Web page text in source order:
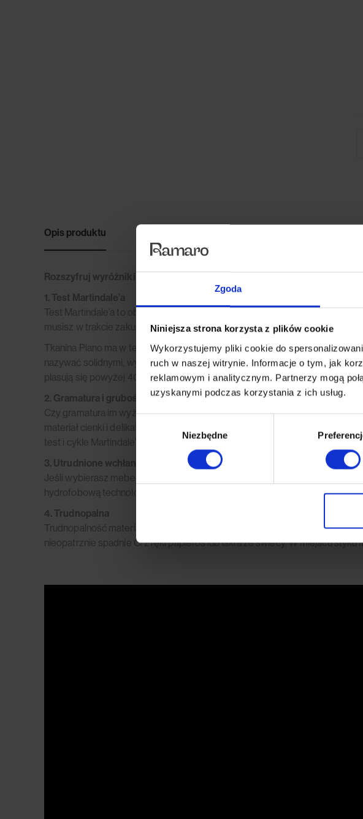
Zgoda
Niniejsza strona korzysta z plików cookie
Wykorzystujemy pliki cookie do
ruch w naszej witrynie. Informacje o tym, jak
reklamowym i analitycznym. Partnerzy mogą
uzyskanymi podczas korzystania z ich usług.
Niezbędne
Opis produktu
Rozszyfruj wyróżniki tkaniny Piano:
1. Test Martindale’a
Test Martindale’a to obiektywna metryka oceny trwałości materiału – w
musisz w trakcie zakupów siadać na sofie 100 000 razy, żeby sprawdzić,
Tkanina Piano ma w teście Martindale’a aż 50.000 cykli. Skąd będziesz
nazywać solidnymi, wytrzymują 10.000 cykli. Lepsze materiały, które mają
plasują się powyżej 40.000 cykli. Wniosek: Piano to więcej niż
2. Gramatura i grubość materiału
Czy gramatura im wyższa, tym gęstsza, a dzięki temu mocniejsza? I tak – i
materiał cienki i delikatny, a jednocześnie bardzo trwały. Dlatego
test i cykle Martindale’a – o którym już wszystko wiesz.
3. Utrudnione wchłanianie płynów i łatwe czyszczenie
Jeśli wybierasz mebel swoich marzeń, ale oczami wyobraźni widzisz, jak
hydrofobową technologię ochronną. Dzięki niej płyny nie wnikają w głąb
4. Trudnopalna
Trudnopalność materiału lubimy określać w warsztacie „testem
nieopatrznie spadnie Ci z ręki papieros lub iskra ze świecy. W miejscu